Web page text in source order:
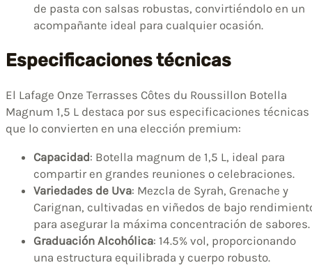
de pasta con salsas robustas, convirtiéndolo en un
acompañante ideal para cualquier ocasión.
Especificaciones técnicas
El Lafage Onze Terrasses Côtes du Roussillon Botella
Magnum 1,5 L destaca por sus especificaciones técnicas
que lo convierten en una elección premium:
Capacidad: Botella magnum de 1,5 L, ideal para
compartir en grandes reuniones o celebraciones.
Variedades de Uva: Mezcla de Syrah, Grenache y
Carignan, cultivadas en viñedos de bajo
para asegurar la máxima concentración de sabores.
Graduación Alcohólica: 14.5% vol, proporcionando
una estructura equilibrada y cuerpo robusto.